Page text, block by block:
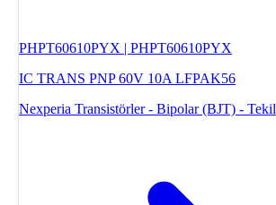
PHPT60610PYX | PHPT60610PYX
IC TRANS PNP 60V 10A LFPAK56
Nexperia Transistörler - Bipolar (BJT) - Tekil